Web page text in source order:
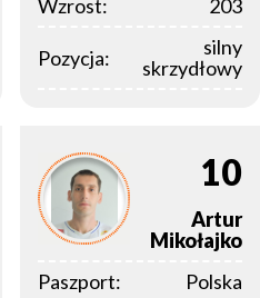
Wzrost:
203
Pozycja:
silny
skrzydłowy
10
Artur
Mikołajko
Paszport:
Polska